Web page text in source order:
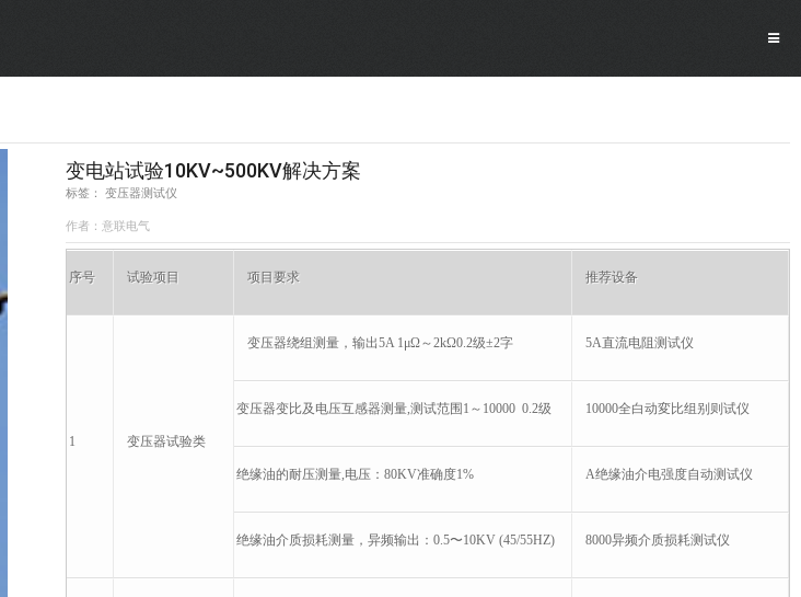
继电保护/互感器试验设备
电力安全工器具
变电站试验10KV~500KV解决方案
标签： 变压器测试仪
作者：意联电气
序号 试验项目 项目要求 推荐设备
1 变压器试验类
变压器绕组测量，输出5A 1μΩ～2kΩ0.2级±2字 5A直流电阻测试仪
变压器变比及电压互感器测量,测试范围1～10000 0.2级 10000全白动変比组别则试仪
绝缘油的耐压测量,电压：80KV准确度1% A绝缘油介电强度自动测试仪
绝缘油介质损耗测量，异频输出：0.5〜10KV (45/55HZ) 8000异频介质损耗测试仪